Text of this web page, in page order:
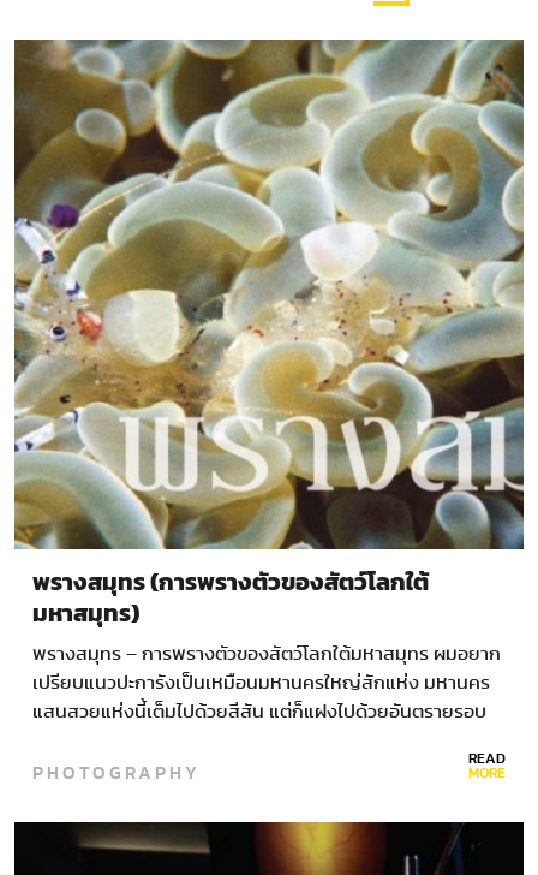
พรางสมุทร (การพรางตัวของสัตว์โลกใต้
มหาสมุทร)
พรางสมุทร – การพรางตัวของสัตว์โลกใต้มหาสมุทร ผมอยาก
เปรียบแนวปะการังเป็นเหมือนมหานครใหญ่สักแห่ง มหานคร
แสนสวยแห่งนี้เต็มไปด้วยสีสัน แต่ก็แฝงไปด้วยอันตรายรอบ
PHOTOGRAPHY READ
MORE